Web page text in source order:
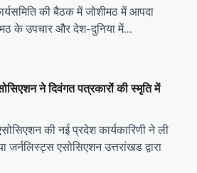
की बैठक में जोशीमठ में आपदा
के उपचार और देश-दुनिया में…
ने दिवंगत पत्रकारों की स्मृति में
की नई प्रदेश कार्यकारिणी ने ली
एसोसिएशन उत्तरांखड द्वारा